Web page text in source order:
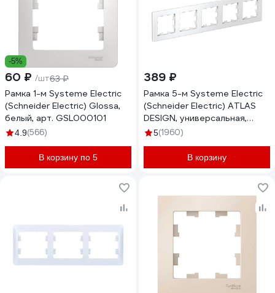
-5%
60 ₽ /шт63 ₽
Рамка 1-м Systeme Electric
(Schneider Electric) Glossa,
белый, арт. GSL000101
4.9(566)
В корзину по 5
389 ₽
Рамка 5-м Systeme Electric
(Schneider Electric) ATLAS
DESIGN, универсальная,
белый, арт. ATN000105
5(1960)
В корзину